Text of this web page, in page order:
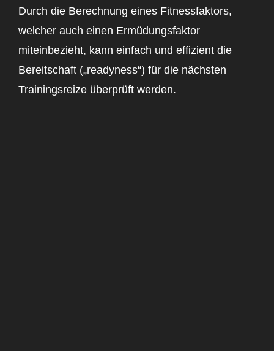
Durch die Berechnung eines Fitnessfaktors,
welcher auch einen Ermüdungsfaktor
miteinbezieht, kann einfach und effizient die
Bereitschaft („readyness“) für die nächsten
Trainingsreize überprüft werden.